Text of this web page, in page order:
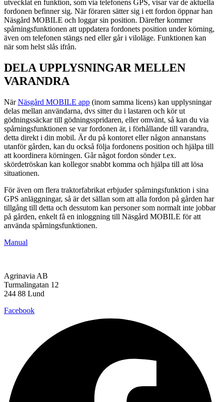
utvecklat en funktion, som via telefonens GPS, visar var de aktuella
fordonen befinner sig. När föraren sätter sig i ett fordon öppnar han
Näsgård MOBILE och loggar sin position. Därefter kommer
spårningsfunktionen att uppdatera fordonets position under körning,
även om telefonen stängs ned eller går i viloläge. Funktionen kan
när som helst slås ifrån.
DELA UPPLYSNINGAR MELLEN
VARANDRA
NärNäsgård MOBILE app (inom samma licens) kan upplysningar
delas mellan användarna, dvs sitter du i lastaren och kör ut
gödningssäckar till gödningsspridaren, eller omvänt, så kan du via
spårningsfunktionen se var fordonen är, i förhållande till varandra,
detta direkt i din mobil. Är du på kontoret eller någon annanstans
utanför gården, kan du också följa fordonens position och hjälpa till
att koordinera körningen. Går något fordon sönder t.ex.
skördetröskan kan kollegor snabbt komma och hjälpa till att lösa
situationen.
För även om flera traktorfabrikat erbjuder spårningsfunktion i sina
GPS anläggningar, så är det sällan som att alla fordon på gården har
tillgång till detta och dessutom kan personer som normalt inte jobbar
på gården, enkelt få en inloggning till Näsgård MOBILE för att
använda spårningsfunktionen.
Manual
Agrinavia AB
Turmalingatan 12
244 88 Lund
Facebook